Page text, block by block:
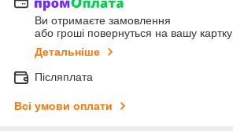
Ви отримаєте замовлення
або гроші повернуться на вашу картку
Детальніше
Післяплата
Всі умови оплати